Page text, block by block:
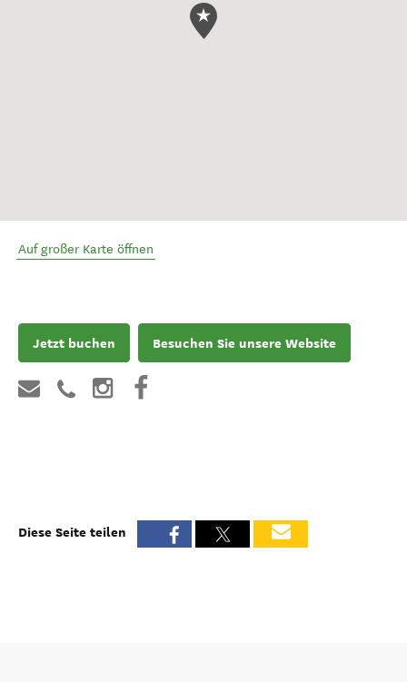
Auf großer Karte öffnen
Jetzt buchen Besuchen Sie unsere Website
Diese Seite teilen